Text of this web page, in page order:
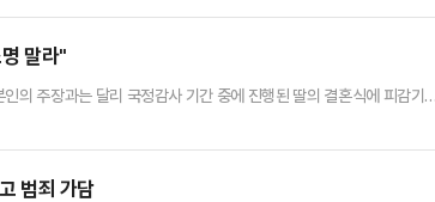
로 중국인 부부를 체포했다. 이들은 변씨가 자신들이 운영하는 병원
말라"
의 주장과는 달리 국정감사 기간 중에 진행된 딸의 결혼식에 피감기
이 왔다고 한다"고 말했다.그러면서 김 의원은 이 전 위원장과 방통
범죄 가담